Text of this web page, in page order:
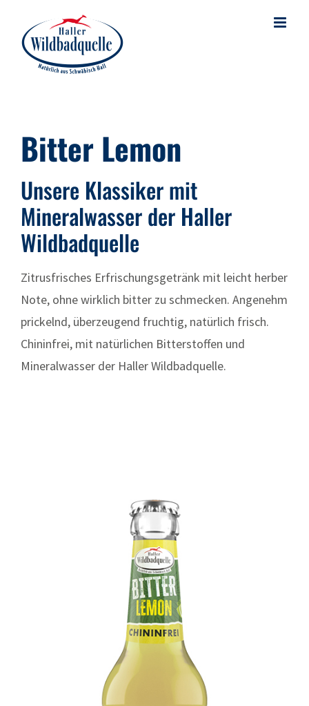
content
Bitter Lemon
Unsere Klassiker mit
Mineralwasser der Haller
Wildbadquelle
Zitrusfrisches Erfrischungsgetränk mit leicht herber
Note, ohne wirklich bitter zu schmecken. Angenehm
prickelnd, überzeugend fruchtig, natürlich frisch.
Chininfrei, mit natürlichen Bitterstoffen und
Mineralwasser der Haller Wildbadquelle.